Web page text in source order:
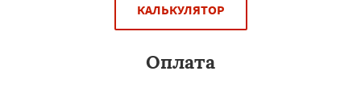
КАЛЬКУЛЯТОР
Оплата